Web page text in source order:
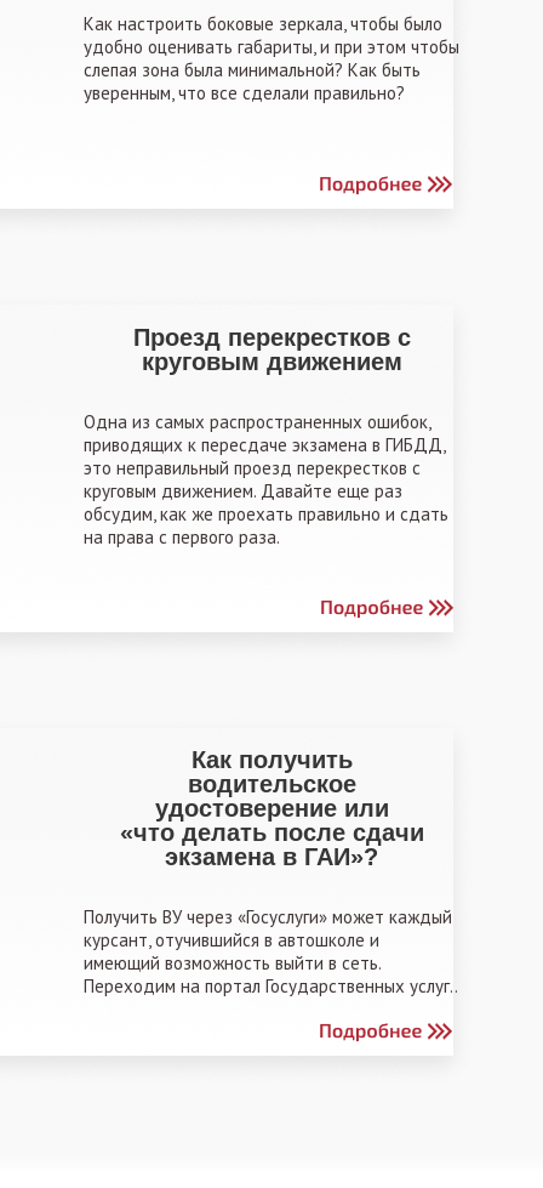
Как настроить боковые зеркала, чтобы было
удобно оценивать габариты, и при этом чтобы
слепая зона была минимальной? Как быть
уверенным, что все сделали правильно?
Проезд перекрестков с
круговым движением
Одна из самых распространенных ошибок,
приводящих к пересдаче экзамена в ГИБДД,
это неправильный проезд перекрестков с
круговым движением. Давайте еще раз
обсудим, как же проехать правильно и сдать
на права с первого раза.
Получить ВУ через «Госуслуги» может каждый
курсант, отучившийся в автошколе и
имеющий возможность выйти в сеть.
Переходим на портал Государственных услуг..
Как получить
водительское
удостоверение или
«что делать после сдачи
экзамена в ГАИ»?